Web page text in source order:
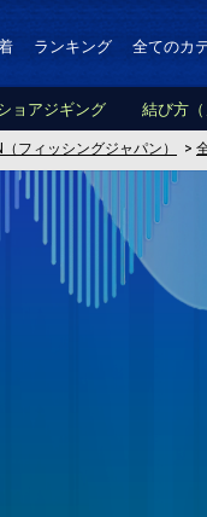
ランキング 全てのカ
ョアジギング 結び方（
（フィッシングジャパン） >